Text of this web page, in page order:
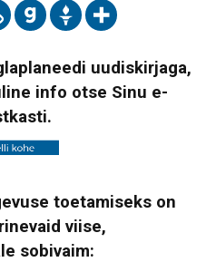
uudiskirjaga,
info otse Sinu e-
toetamiseks on
viise,
sobivaim: